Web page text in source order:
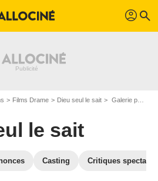
profil search
Films Drame Dieu seul le sait Galerie photos du film Dieu seul le sait
le sait
Casting Critiques